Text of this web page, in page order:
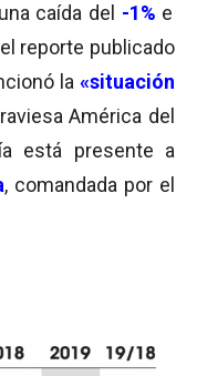
caída del -1% e
reporte publicado
la «situación
América del
está presente a
, comandada por el